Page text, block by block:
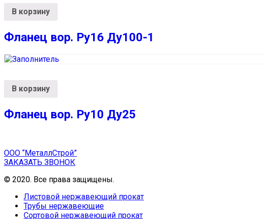
В корзину
Фланец вор. Ру16 Ду100-1
В корзину
Фланец вор. Ру10 Ду25
ООО “МеталлСтрой”
ЗАКАЗАТЬ ЗВОНОК
© 2020. Все права защищены.
Листовой нержавеющий прокат
Трубы нержавеющие
Сортовой нержавеющий прокат